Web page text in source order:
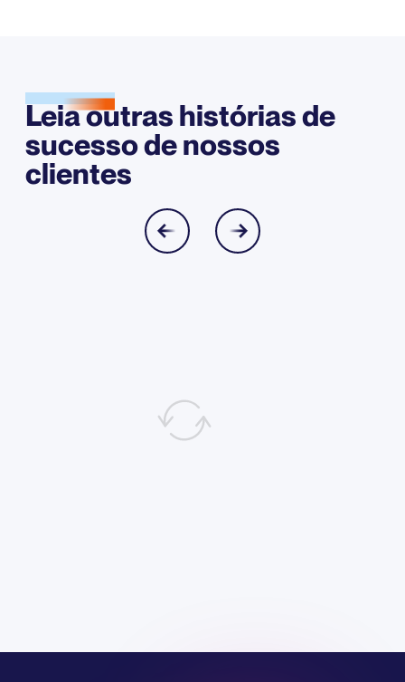
Leia outras histórias de
sucesso de nossos
clientes